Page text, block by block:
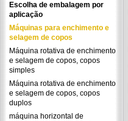
Escolha de embalagem por
aplicação
Máquinas para enchimento e
selagem de copos
Máquina rotativa de enchimento
e selagem de copos, copos
simples
Máquina rotativa de enchimento
e selagem de copos, copos
duplos
máquina horizontal de